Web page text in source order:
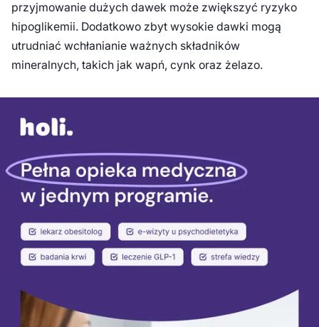
przyjmowanie dużych dawek może zwiększyć ryzyko
hipoglikemii. Dodatkowo zbyt wysokie dawki mogą
utrudniać wchłanianie ważnych składników
mineralnych, takich jak wapń, cynk oraz żelazo.